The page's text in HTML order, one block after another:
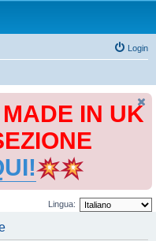
Login
IN UK
Lingua: